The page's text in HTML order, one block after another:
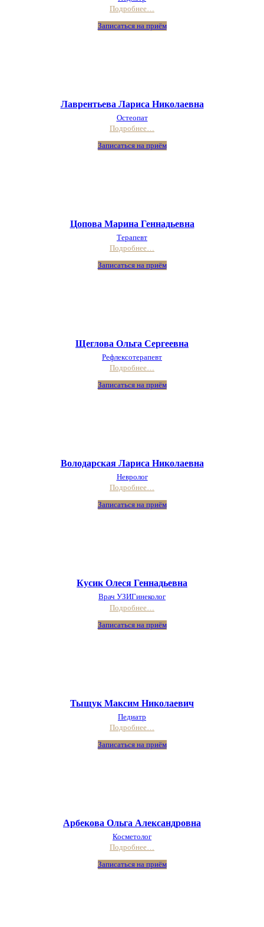
Подробнее…
Записаться на приём
Лаврентьева Лариса Николаевна
Остеопат
Подробнее…
Записаться на приём
Цопова Марина Геннадьевна
Терапевт
Подробнее…
Записаться на приём
Щеглова Ольга Сергеевна
Рефлексотерапевт
Подробнее…
Записаться на приём
Володарская Лариса Николаевна
Невролог
Подробнее…
Записаться на приём
Кусик Олеся Геннадьевна
Врач УЗИГинеколог
Подробнее…
Записаться на приём
Тыщук Максим Николаевич
Педиатр
Подробнее…
Записаться на приём
Арбекова Ольга Александровна
Косметолог
Подробнее…
Записаться на приём